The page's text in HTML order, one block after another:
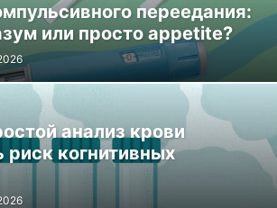
переедания:
или просто appetite?
анализ крови
риск когнитивных